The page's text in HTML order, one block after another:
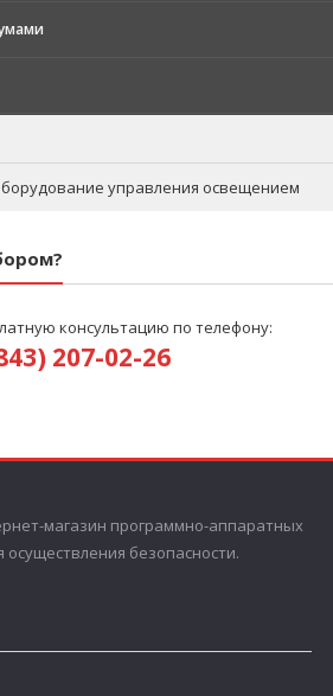
управления освещением
консультацию по телефону:
207-02-26
магазин программно-аппаратных
осуществления безопасности.